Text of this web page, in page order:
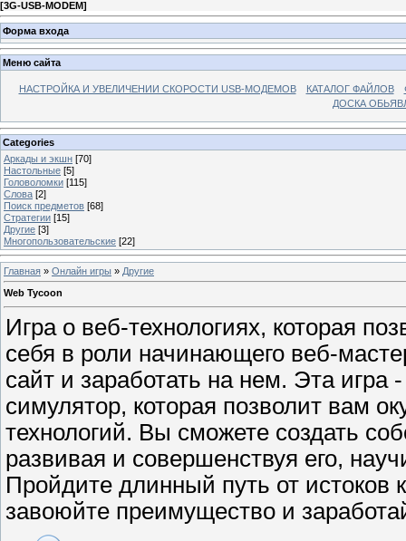
[3G-USB-MODEM]
Форма входа
Меню сайта
НАСТРОЙКА И УВЕЛИЧЕНИИ СКОРОСТИ USB-МОДЕМОВ КАТАЛОГ ФАЙЛОВ
ДОСКА
Categories
Аркады и экшн [70]
Настольные [5]
Головоломки [115]
Слова [2]
Поиск предметов [68]
Стратегии [15]
Другие [3]
Многопользовательские [22]
Главная » Онлайн игры » Другие
Web Tycoon
Игра о веб-технологиях, которая
себя в роли начинающего веб-
сайт и заработать на нем. Эта игра
симулятор, которая позволит вам
технологий. Вы сможете создать
развивая и совершенствуя его,
Пройдите длинный путь от истоков
завоюйте преимущество и